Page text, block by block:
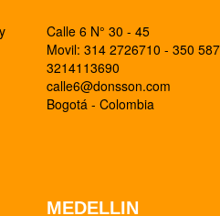
Calle 6 N° 30 - 45
Movil: 314 2726710 - 350
3214113690
calle6@donsson.com
Bogotá - Colombia
MEDELLIN